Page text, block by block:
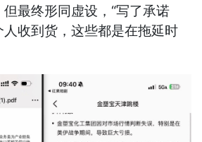
最终形同虚设，“写了承诺
收到货，这些都是在拖延时